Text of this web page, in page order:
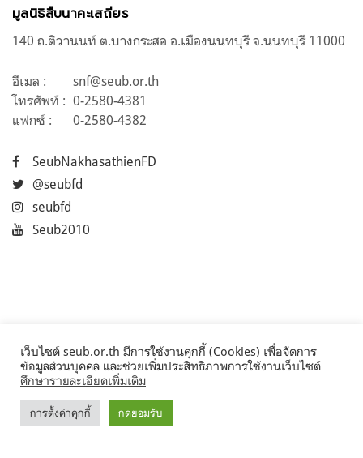
มูลนิธิสืบนาคะเสถียร
140 ถ.ติวานนท์ ต.บางกระสอ อ.เมืองนนทบุรี จ.นนทบุรี 11000
อีเมล :
snf@seub.or.th
โทรศัพท์ : 0-2580-4381
แฟกซ์ :
0-2580-4382
SeubNakhasathienFD
@seubfd
seubfd
Seub2010
©2017 Seub.or.th
เว็บไซต์ seub.or.th มีการใช้งานคุกกี้ (Cookies) เพื่อจัดการ
ข้อมูลส่วนบุคคล และช่วยเพิ่มประสิทธิภาพการใช้งานเว็บไซต์
ศึกษารายละเอียดเพิ่มเติม
การตั้งค่าคุกกี้ กดยอมรับ